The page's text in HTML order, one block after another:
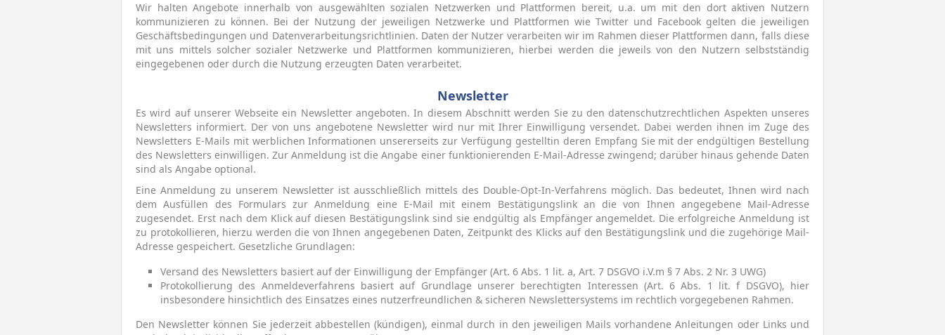
Wir halten Angebote innerhalb von ausgewählten sozialen Netzwerken und Plattformen bereit, u.a. um mit den dort aktiven Nutzern
kommunizieren zu können. Bei der Nutzung der jeweiligen Netzwerke und Plattformen wie Twitter und Facebook gelten die jeweiligen
Geschäftsbedingungen und Datenverarbeitungsrichtlinien. Daten der Nutzer verarbeiten wir im Rahmen dieser Plattformen dann, falls diese
mit uns mittels solcher sozialer Netzwerke und Plattformen kommunizieren, hierbei werden die jeweils von den Nutzern selbstständig
eingegebenen oder durch die Nutzung erzeugten Daten verarbeitet.
Newsletter
Es wird auf unserer Webseite ein Newsletter angeboten. In diesem Abschnitt werden Sie zu den datenschutzrechtlichen Aspekten unseres
Newsletters informiert. Der von uns angebotene Newsletter wird nur mit Ihrer Einwilligung versendet. Dabei werden ihnen im Zuge des
Newsletters E-Mails mit werblichen Informationen unsererseits zur Verfügung gestelltin deren Empfang Sie mit der endgültigen Bestellung
des Newsletters einwilligen. Zur Anmeldung ist die Angabe einer funktionierenden E-Mail-Adresse zwingend; darüber hinaus gehende Daten
sind als Angabe optional.
Eine Anmeldung zu unserem Newsletter ist ausschließlich mittels des Double-Opt-In-Verfahrens möglich. Das bedeutet, Ihnen wird nach
dem Ausfüllen des Formulars zur Anmeldung eine E-Mail mit einem Bestätigungslink an die von Ihnen angegebene Mail-Adresse
zugesendet. Erst nach dem Klick auf diesen Bestätigungslink sind sie endgültig als Empfänger angemeldet. Die erfolgreiche Anmeldung ist
zu protokollieren, hierzu werden die von Ihnen angegebenen Daten, Zeitpunkt des Klicks auf den Bestätigungslink und die zugehörige Mail-
Adresse gespeichert. Gesetzliche Grundlagen:
Versand des Newsletters basiert auf der Einwilligung der Empfänger (Art. 6 Abs. 1 lit. a, Art. 7 DSGVO i.V.m § 7 Abs. 2 Nr. 3 UWG)
Protokollierung des Anmeldeverfahrens basiert auf Grundlage unserer berechtigten Interessen (Art. 6 Abs. 1 lit. f DSGVO), hier
insbesondere hinsichtlich des Einsatzes eines nutzerfreundlichen & sicheren Newslettersystems im rechtlich vorgegebenen Rahmen.
Den Newsletter können Sie jederzeit abbestellen (kündigen), einmal durch in den jeweiligen Mails vorhandene Anleitungen oder Links und